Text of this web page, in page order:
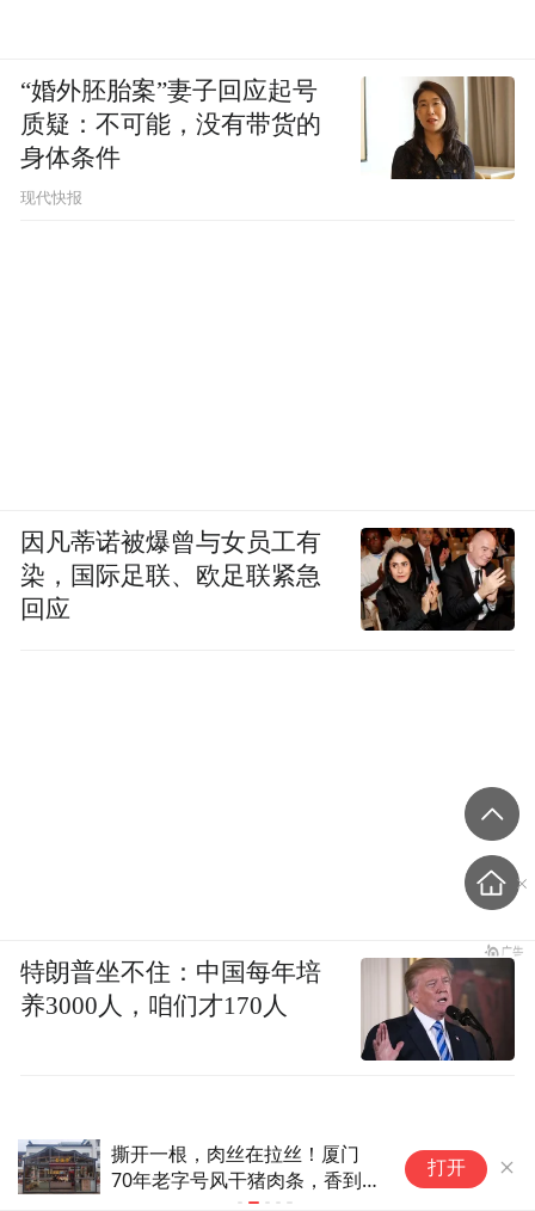
撕开一根，肉丝在拉丝！厦门
70年老字号风干猪肉条，香到
打开
“婚外胚胎案”妻子回应起号
质疑：不可能，没有带货的
身体条件
现代快报
因凡蒂诺被爆曾与女员工有
染，国际足联、欧足联紧急
回应
特朗普坐不住：中国每年培
养3000人，咱们才170人